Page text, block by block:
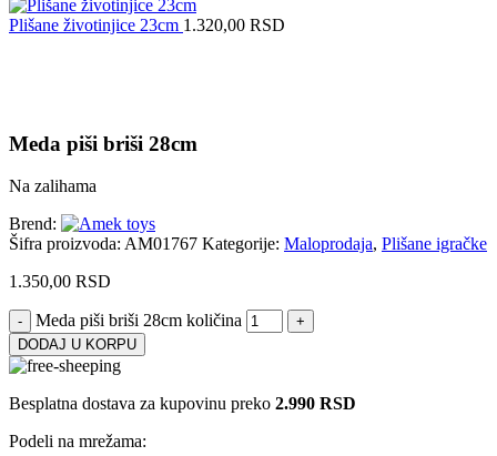
Plišane životinjice 23cm 1.320,00 RSD
Meda piši briši 28cm
Na zalihama
Brend:
Šifra proizvoda: AM01767 Kategorije: Maloprodaja, Plišane igračke
1.350,00 RSD
Meda piši briši 28cm količina
DODAJ U KORPU
Besplatna dostava za kupovinu preko 2.990 RSD
Podeli na mrežama: